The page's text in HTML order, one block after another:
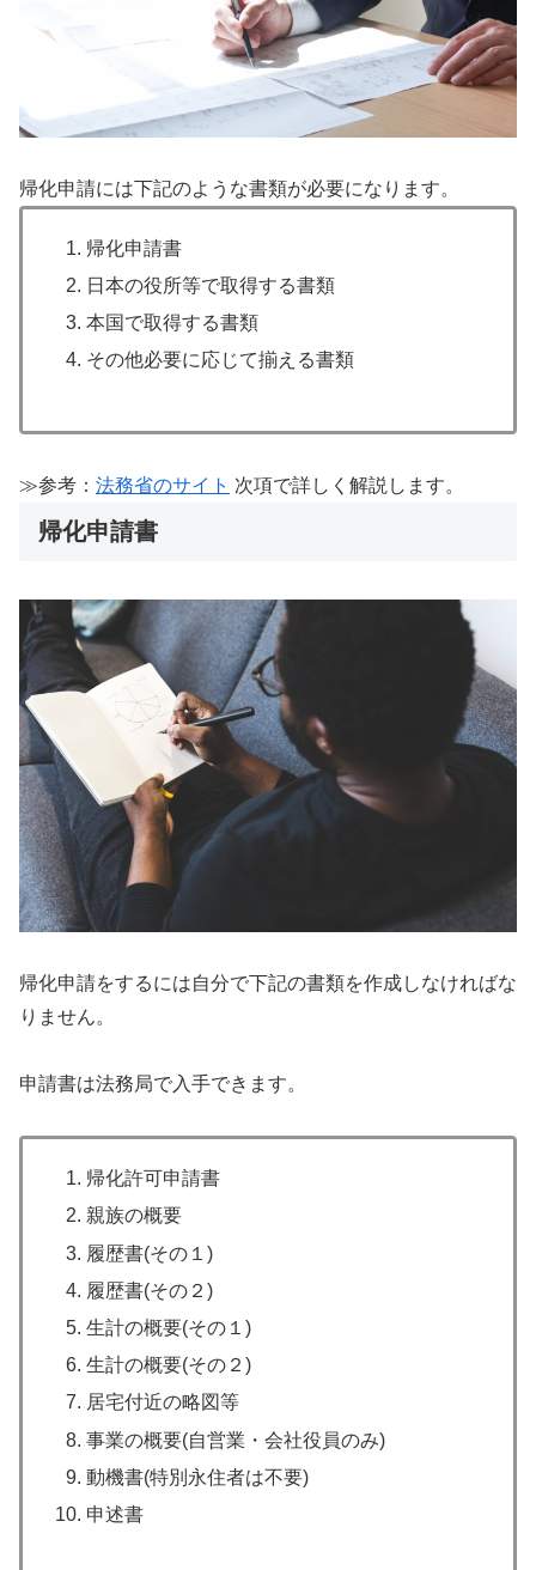
帰化申請には下記のような書類が必要になります。
帰化申請書
日本の役所等で取得する書類
本国で取得する書類
その他必要に応じて揃える書類
≫参考： 法務省のサイト 次項で詳しく解説します。
帰化申請書
帰化申請をするには自分で下記の書類を作成しなければな
りません。
申請書は法務局で入手できます。
帰化許可申請書
親族の概要
履歴書(その１)
履歴書(その２)
生計の概要(その１)
生計の概要(その２)
居宅付近の略図等
事業の概要(自営業・会社役員のみ)
動機書(特別永住者は不要)
申述書